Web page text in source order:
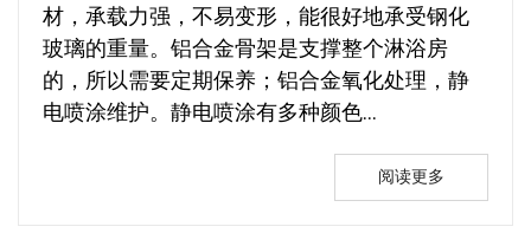
材，承载力强，不易变形，能很好地承受钢化
玻璃的重量。铝合金骨架是支撑整个淋浴房
的，所以需要定期保养；铝合金氧化处理，静
电喷涂维护。静电喷涂有多种颜色...
阅读更多